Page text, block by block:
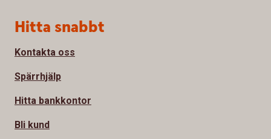
Sidfot
Hitta snabbt
Kontakta oss
Spärrhjälp
Hitta bankkontor
Bli kund